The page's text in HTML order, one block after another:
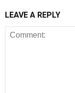
LEAVE A REPLY